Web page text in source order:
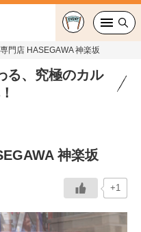
門店 HASEGAWA 神楽坂
る、究極のカル
神楽坂
+1